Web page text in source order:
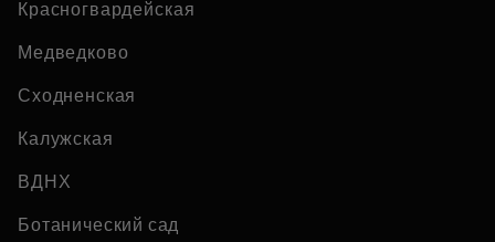
Красногвардейская
Медведково
Сходненская
Калужская
ВДНХ
Ботанический сад